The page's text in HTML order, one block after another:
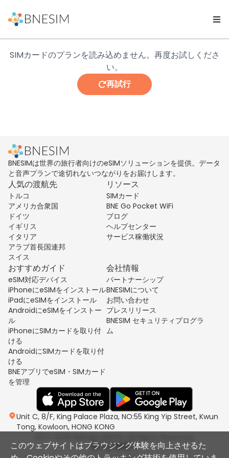
SIMカードのプランを読み込めません。再度お試しくださ
い。
再試行
BNESIMは世界の旅行者向けのeSIMソリューションを提供。データ
と音声プランで途切れないつながりをお届けします。
人気の渡航先
トルコ
アメリカ合衆国
ドイツ
イギリス
イタリア
アラブ首長国連邦
スイス
リソース
SIMカード
BNE Go Pocket WiFi
ブログ
ヘルプセンター
サービス稼働状況
おすすめガイド
eSIM対応デバイス
iPhoneにeSIMをインストール
iPadにeSIMをインストール
AndroidにeSIMをインストー
ル
iPhoneにSIMカードを取り付
ける
AndroidにSIMカードを取り付
ける
BNEアプリでeSIM・SIMカード
を管理
会社情報
パートナーシップ
BNESIMについて
お問い合わせ
プレスリリース
BNESIM セキュリティプログラ
ム
Unit C, 8/F, King Palace Plaza, NO:55 King Yip Street, Kwun
Tong, Kowloon, HONG KONG
このウェブサイトはブラウジング体験を向上させるた